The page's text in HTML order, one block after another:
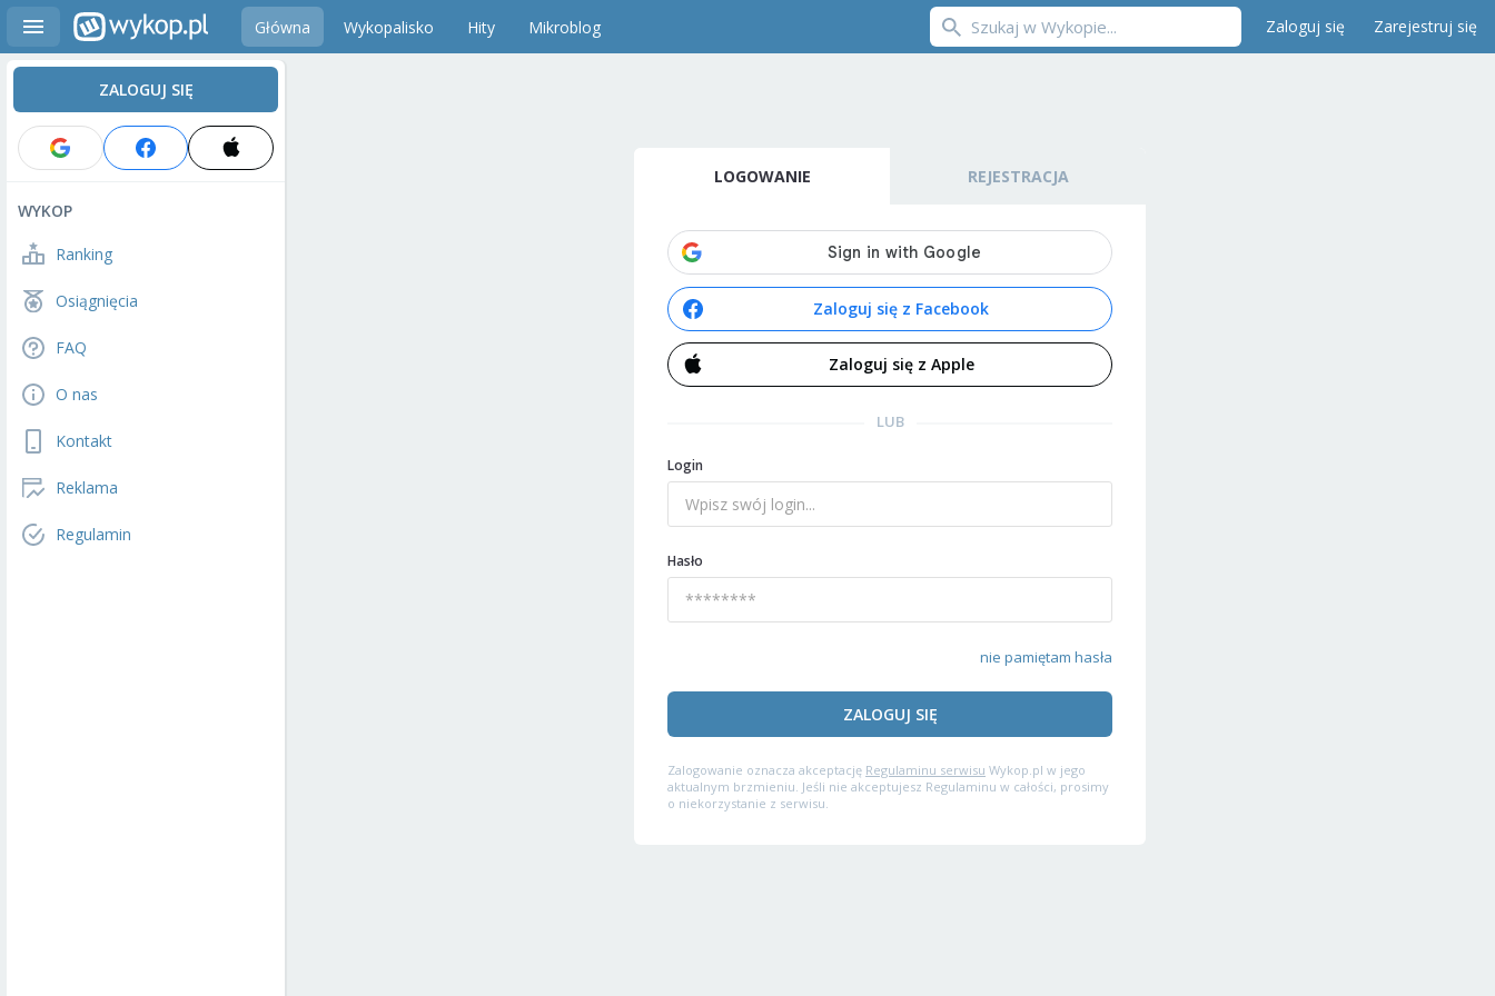
Główna Wykopalisko Hity Mikroblog Zaloguj się Zarejestruj się
ZALOGUJ SIĘ
WYKOP
Ranking
Osiągnięcia
FAQ
O nas
Kontakt
Reklama
Regulamin
LOGOWANIE REJESTRACJA
Zaloguj się z Facebook
Zaloguj się z Apple
LUB
Login
Hasło
nie pamiętam hasła
ZALOGUJ SIĘ
Zalogowanie oznacza akceptację Regulaminu serwisu Wykop.pl w jego
aktualnym brzmieniu. Jeśli nie akceptujesz Regulaminu w całości, prosimy
o niekorzystanie z serwisu.